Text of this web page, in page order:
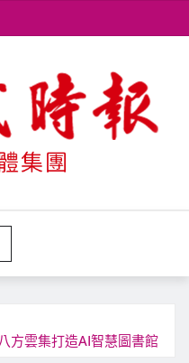
雲集打造AI智慧圖書館